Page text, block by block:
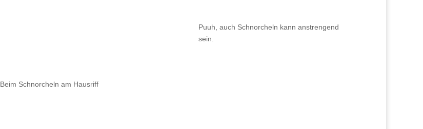
Beim Schnorcheln am Hausriff
Puuh, auch Schnorcheln kann anstrengend
sein.